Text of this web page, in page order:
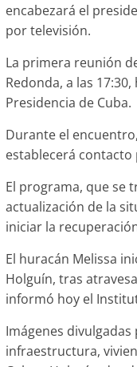
encabezará el
por televisión.
La primera reunión
Redonda, a las
Presidencia de Cuba.
Durante el
establecerá
El programa, que se
actualización de la
iniciar la
El huracán Melissa
Holguín, tras
informó hoy el
Imágenes
infraestructura,